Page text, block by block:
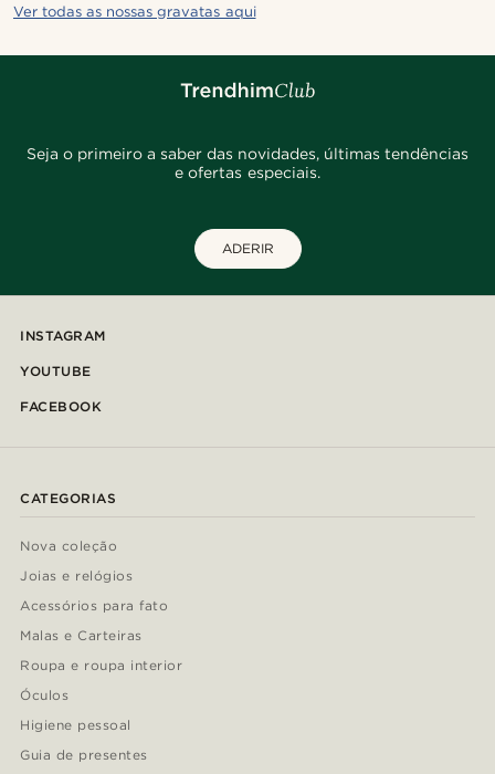
Ver todas as nossas gravatas aqui
Seja o primeiro a saber das novidades, últimas tendências
e ofertas especiais.
ADERIR
INSTAGRAM
YOUTUBE
FACEBOOK
CATEGORIAS
Nova coleção
Joias e relógios
Acessórios para fato
Malas e Carteiras
Roupa e roupa interior
Óculos
Higiene pessoal
Guia de presentes